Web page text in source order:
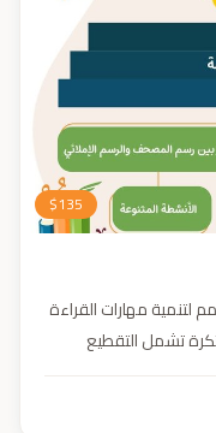
$135
مهارات القراءة
تشمل التقطيع
في التمييز بين